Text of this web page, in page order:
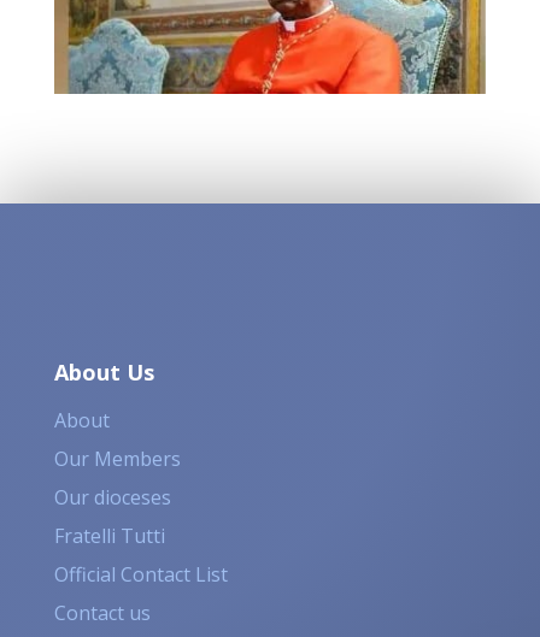
About Us
About
Our Members
Our dioceses
Fratelli Tutti
Official Contact List
Contact us